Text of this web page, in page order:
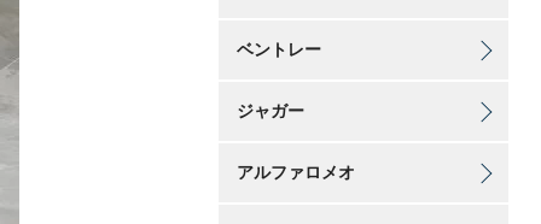
ベントレー
ジャガー
アルファロメオ